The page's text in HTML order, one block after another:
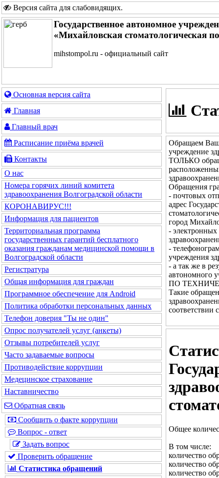
Версия сайта для слабовидящих.
Государственное автономное
«Михайловская стоматологическая
mihstompol.ru - официальный сайт
Основная версия сайта
Главная
Главный врач
Расписание приёма врачей
Контакты
О нас
Номера горячих линий комитета
здравоохранения Волгоградской области
КОРОНАВИРУС!!!
Информация для пациентов
Территориальная программа
государственных гарантий бесплатного
оказания гражданам медицинской помощи в
Волгоградской области
Регистратура
Общая информация для граждан
Программное обеспечение для Android
Политика обработки персональных данных
Телефон доверия "Ты не один"
Опрос получателей услуг (анкеты)
Отзывы потребителей услуг
Часто задаваемые вопросы
Противодействие коррупции
Медецинское страхование
Наставничество
Обратная связь
Сообщить о факте коррупции
Вопрос - ответ
Задать вопрос
Проверить обращение
Статистика обращений
Обращаем
учреждение
ТОЛЬКО
Обращения
- почтовых
адрес
город
- электронных
-
учреждения
- а так же в
автономного
ПО
Такие
соответствии
Общее
В том числе:
количество
количество
количество